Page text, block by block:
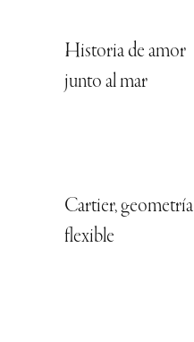
Historia de amor
junto al mar
Cartier, geometría
flexible